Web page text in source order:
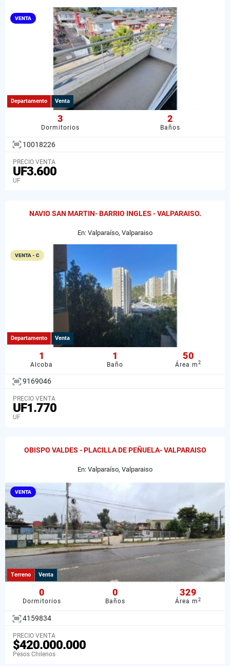
VENTA
Departamento Venta
3
Dormitorios
2
Baños
10018226
PRECIO VENTA
UF3.600
UF
NAVIO SAN MARTIN- BARRIO INGLES - VALPARAISO.
En: Valparaíso, Valparaiso
VENTA - C
Departamento Venta
1
Alcoba
1
Baño
50
Área m2
9169046
PRECIO VENTA
UF1.770
UF
OBISPO VALDES - PLACILLA DE PEÑUELA- VALPARAISO
En: Valparaíso, Valparaiso
VENTA
Terreno Venta
0
Dormitorios
0
Baños
329
Área m2
4159834
PRECIO VENTA
$420.000.000
Pesos Chilenos